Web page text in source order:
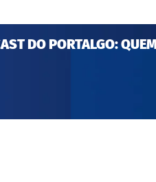
DO PORTALGO: